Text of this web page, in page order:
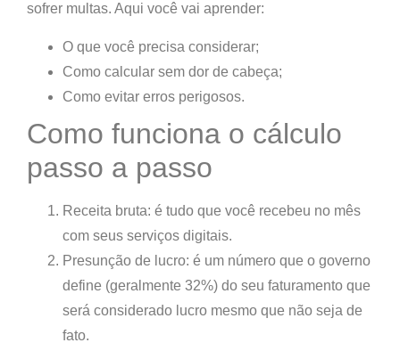
sofrer multas. Aqui você vai aprender:
O que você precisa considerar;
Como calcular sem dor de cabeça;
Como evitar erros perigosos.
Como funciona o cálculo
passo a passo
Receita bruta: é tudo que você recebeu no mês
com seus serviços digitais.
Presunção de lucro: é um número que o governo
define (geralmente 32%) do seu faturamento que
será considerado lucro mesmo que não seja de
fato.